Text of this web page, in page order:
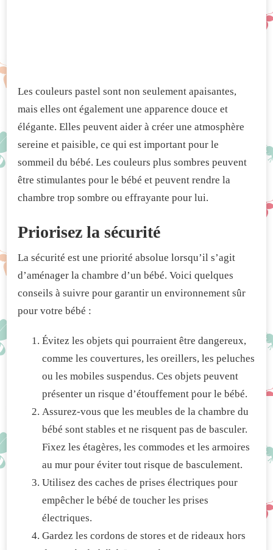
Les couleurs pastel sont non seulement apaisantes,
mais elles ont également une apparence douce et
élégante. Elles peuvent aider à créer une atmosphère
sereine et paisible, ce qui est important pour le
sommeil du bébé. Les couleurs plus sombres peuvent
être stimulantes pour le bébé et peuvent rendre la
chambre trop sombre ou effrayante pour lui.
Priorisez la sécurité
La sécurité est une priorité absolue lorsqu’il s’agit
d’aménager la chambre d’un bébé. Voici quelques
conseils à suivre pour garantir un environnement sûr
pour votre bébé :
Évitez les objets qui pourraient être dangereux,
comme les couvertures, les oreillers, les peluches
ou les mobiles suspendus. Ces objets peuvent
présenter un risque d’étouffement pour le bébé.
Assurez-vous que les meubles de la chambre du
bébé sont stables et ne risquent pas de basculer.
Fixez les étagères, les commodes et les armoires
au mur pour éviter tout risque de basculement.
Utilisez des caches de prises électriques pour
empêcher le bébé de toucher les prises
électriques.
Gardez les cordons de stores et de rideaux hors